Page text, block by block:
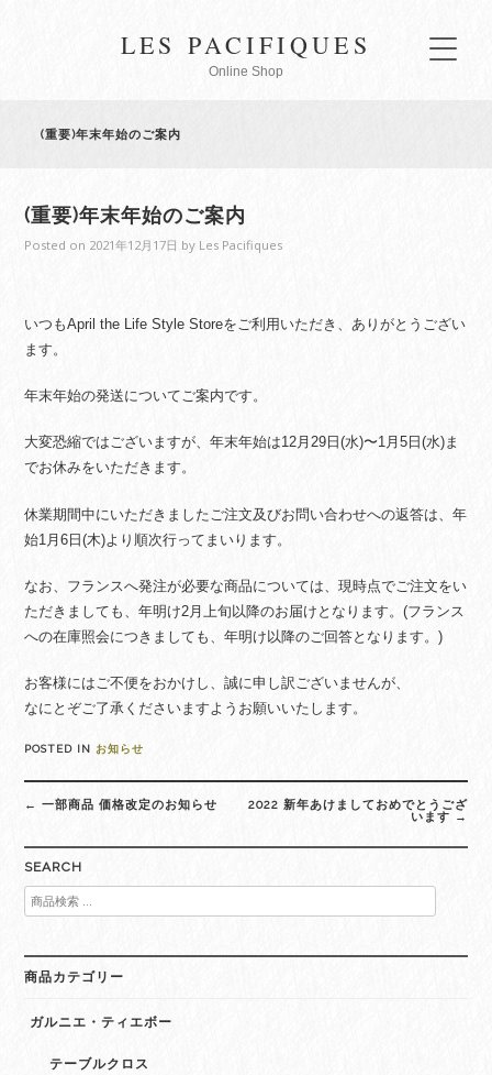
LES PACIFIQUES
Online Shop
(重要)年末年始のご案内
(重要)年末年始のご案内
Posted on 2021年12月17日 by Les Pacifiques
いつもApril the Life Style Storeをご利用いただき、ありがとうござい
ます。
年末年始の発送についてご案内です。
大変恐縮ではございますが、年末年始は12月29日(水)〜1月5日(水)ま
でお休みをいただきます。
休業期間中にいただきましたご注文及びお問い合わせへの返答は、年
始1月6日(木)より順次行ってまいります。
なお、フランスへ発注が必要な商品については、現時点でご注文をい
ただきましても、年明け2月上旬以降のお届けとなります。(フランス
への在庫照会につきましても、年明け以降のご回答となります。)
お客様にはご不便をおかけし、誠に申し訳ございませんが、
なにとぞご了承くださいますようお願いいたします。
POSTED IN お知らせ
Post
navigation
← 一部商品 価格改定のお知らせ 2022 新年あけましておめでとうござ
います →
SEARCH
検
索
象:
商品カテゴリー
ガルニエ・ティエボー
テーブルクロス